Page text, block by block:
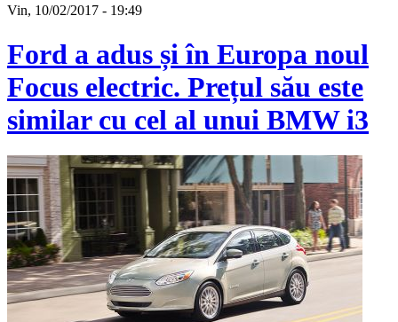
Vin, 10/02/2017 - 19:49
Ford a adus și în Europa noul
Focus electric. Prețul său este
similar cu cel al unui BMW i3